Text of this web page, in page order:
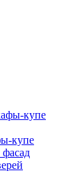
купе
купе